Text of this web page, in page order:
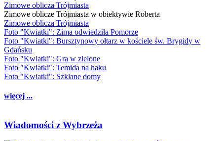
Zimowe oblicza Trójmiasta
Zimowe oblicze Trójmiasta w obiektywie Roberta
Zimowe oblicza Trójmiasta
Foto "Kwiatki": Zima odwiedziła Pomorze
Foto "Kwiatki": Bursztynowy ołtarz w kościele św. Brygidy w
Gdańsku
Foto "Kwiatki": Gra w zielone
Foto "Kwiatki": Temida na haku
Foto "Kwiatki": Szklane domy
więcej ...
Wiadomości z Wybrzeża